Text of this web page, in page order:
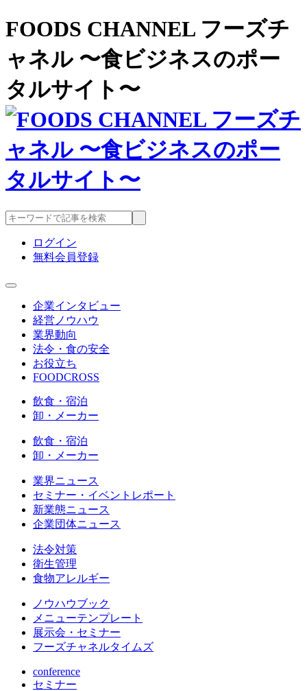
FOODS CHANNEL フーズチ
ャネル 〜食ビジネスのポー
タルサイト〜
ログイン
無料会員登録
企業インタビュー
経営ノウハウ
業界動向
法令・食の安全
お役立ち
FOODCROSS
飲食・宿泊
卸・メーカー
飲食・宿泊
卸・メーカー
業界ニュース
セミナー・イベントレポート
新業態ニュース
企業団体ニュース
法令対策
衛生管理
食物アレルギー
ノウハウブック
メニューテンプレート
展示会・セミナー
フーズチャネルタイムズ
conference
セミナー